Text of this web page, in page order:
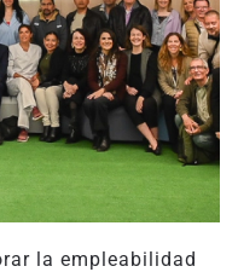
la empleabilidad